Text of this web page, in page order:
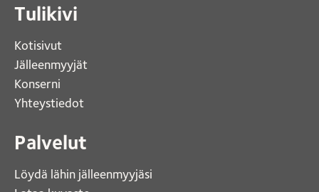
Tulikivi
Kotisivut
Jälleenmyyjät
Konserni
Yhteystiedot
Palvelut
Löydä lähin jälleenmyyjäsi